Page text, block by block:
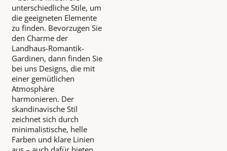
unterschiedliche Stile, um
die geeigneten Elemente
zu finden. Bevorzugen Sie
den Charme der
Landhaus-Romantik-
Gardinen, dann finden Sie
bei uns Designs, die mit
einer gemütlichen
Atmosphäre
harmonieren. Der
skandinavische Stil
zeichnet sich durch
minimalistische, helle
Farben und klare Linien